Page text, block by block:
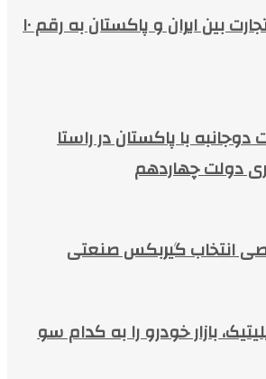
افزایش حجم تجارت بین ایران و پاکستان به رقم ۱۰
دوجانبه با پاکستان در راستا
دولت چهاردهم
انتخاب گیربکس صنعتی
بازار خودرو را به کدام سو